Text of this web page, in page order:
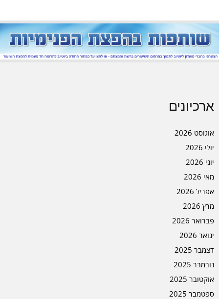
ארכיונים
אוגוסט 2026
יולי 2026
יוני 2026
מאי 2026
אפריל 2026
מרץ 2026
פברואר 2026
ינואר 2026
דצמבר 2025
נובמבר 2025
אוקטובר 2025
ספטמבר 2025